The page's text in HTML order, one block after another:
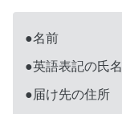
●名前
●英語表記の氏名
●届け先の住所